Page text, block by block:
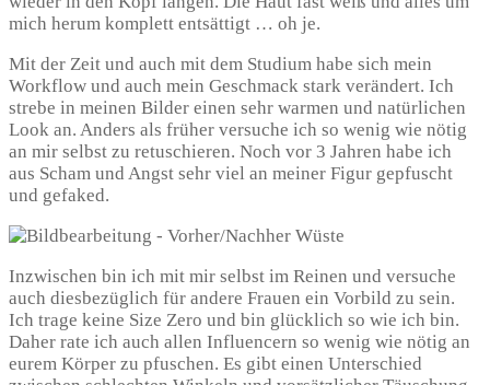
mich herum komplett entsättigt … oh je.
Mit der Zeit und auch mit dem Studium habe sich mein
Workflow und auch mein Geschmack stark verändert. Ich
strebe in meinen Bilder einen sehr warmen und natürlichen
Look an. Anders als früher versuche ich so wenig wie nötig
an mir selbst zu retuschieren. Noch vor 3 Jahren habe ich
aus Scham und Angst sehr viel an meiner Figur gepfuscht
und gefaked.
Inzwischen bin ich mit mir selbst im Reinen und versuche
auch diesbezüglich für andere Frauen ein Vorbild zu sein.
Ich trage keine Size Zero und bin glücklich so wie ich bin.
Daher rate ich auch allen Influencern so wenig wie nötig an
eurem Körper zu pfuschen. Es gibt einen Unterschied